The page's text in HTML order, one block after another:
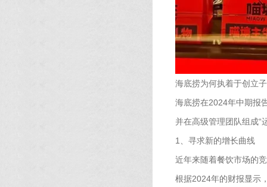
海底捞为何执着于创立
海底捞在2024年中期报
并在高级管理团队组成“
1、寻求新的增长曲线
近年来随着餐饮市场的
根据2024年的财报显示